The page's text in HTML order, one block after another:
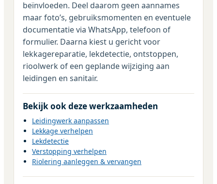
beïnvloeden. Deel daarom geen aannames
maar foto’s, gebruiksmomenten en eventuele
documentatie via WhatsApp, telefoon of
formulier. Daarna kiest u gericht voor
lekkagereparatie, lekdetectie, ontstoppen,
rioolwerk of een geplande wijziging aan
leidingen en sanitair.
Bekijk ook deze werkzaamheden
Leidingwerk aanpassen
Lekkage verhelpen
Lekdetectie
Verstopping verhelpen
Riolering aanleggen & vervangen